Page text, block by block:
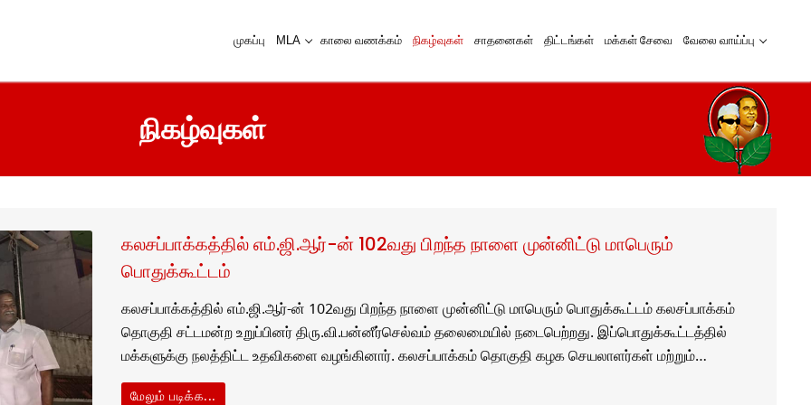
முகப்பு MLA காலை வணக்கம் நிகழ்வுகள் சாதனைகள் திட்டங்கள் மக்கள் சேவை வேலை வாய்ப்பு
நிகழ்வுகள்
கலசப்பாக்கத்தில் எம்.ஜி.ஆர்-ன் 102வது பிறந்த நாளை முன்னிட்டு மாபெரும்
பொதுக்கூட்டம்
கலசப்பாக்கத்தில் எம்.ஜி.ஆர்-ன் 102வது பிறந்த நாளை முன்னிட்டு மாபெரும் பொதுக்கூட்டம் கலசப்பாக்கம்
தொகுதி சட்டமன்ற உறுப்பினர் திரு.வி.பன்னீர்செல்வம் தலைமையில் நடைபெற்றது. இப்பொதுக்கூட்டத்தில்
மக்களுக்கு நலத்திட்ட உதவிகளை வழங்கினார். கலசப்பாக்கம் தொகுதி கழக செயலாளர்கள் மற்றும்…
மேலும் படிக்க...